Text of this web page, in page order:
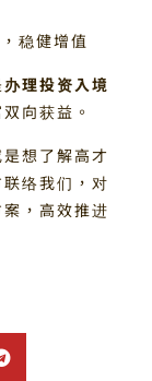
稳健增值
办理投资入境
向获益。
想了解高才
络我们，对
，高效推进